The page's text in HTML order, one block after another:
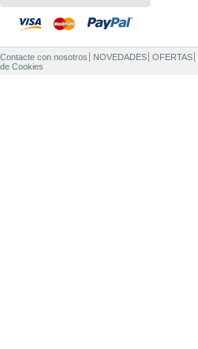
Contacte con nosotros NOVEDADES OFERTAS
de Cookies